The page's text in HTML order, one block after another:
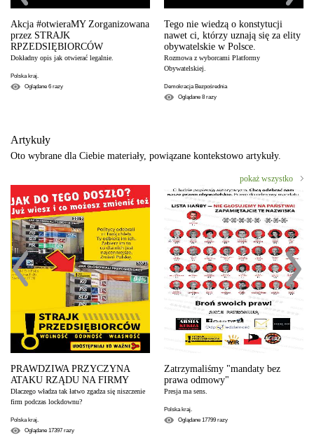
Akcja #otwieraMY Zorganizowana
przez STRAJK
RPZEDSIĘBIORCÓW
Dokładny opis jak otwierać legalnie.
Polska kraj.
Oglądane 6 razy
Tego nie wiedzą o konstytucji
nawet ci, którzy uznają się za elity
obywatelskie w Polsce.
Rozmowa z wyborcami Platformy
Obywatelskiej.
Demokracja Bezpośrednia
Oglądane 8 razy
Artykuły
Oto wybrane dla Ciebie materiały, powiązane kontekstowo artykuły.
pokaż wszystko
PRAWDZIWA PRZYCZYNA
ATAKU RZĄDU NA FIRMY
Dlaczego władza tak łatwo zgadza się niszczenie
firm podczas lockdownu?
Polska kraj.
Oglądane 17397 razy
Zatrzymaliśmy "mandaty bez
prawa odmowy"
Presja ma sens.
Polska kraj.
Oglądane 17799 razy